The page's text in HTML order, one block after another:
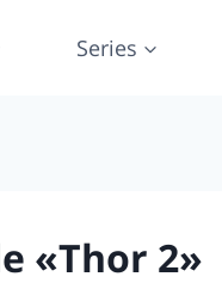
Series
«Thor 2»